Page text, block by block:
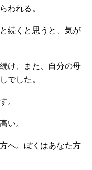
われる。
続くと思うと、気が
け、また、自分の母
でした。
。
い。
へ。ぼくはあなた方